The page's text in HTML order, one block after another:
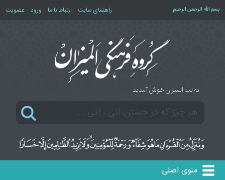
بسم الله الرحمن الرحیم راهنمای سایت ارتباط با ما ورود عضویت
به لب المیزان خوش آمدید.
منوی اصلی